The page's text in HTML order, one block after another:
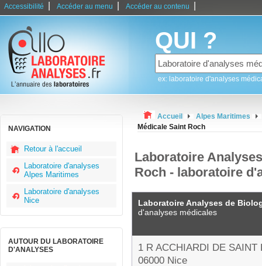
Accessibilité Accéder au menu Accéder au contenu
QUI ?
ex: laboratoire d'analyses
NAVIGATION
Retour à l'accueil
Laboratoire d'analyses
Alpes Maritimes
Laboratoire d'analyses
Nice
AUTOUR DU LABORATOIRE
D'ANALYSES
Accueil
Alpes Maritimes
Médicale Saint Roch
Laboratoire
Roch - laboratoire
Laboratoire Analyses de
d'analyses médicales
1 R ACCHIARDI DE SAINT
06000 Nice